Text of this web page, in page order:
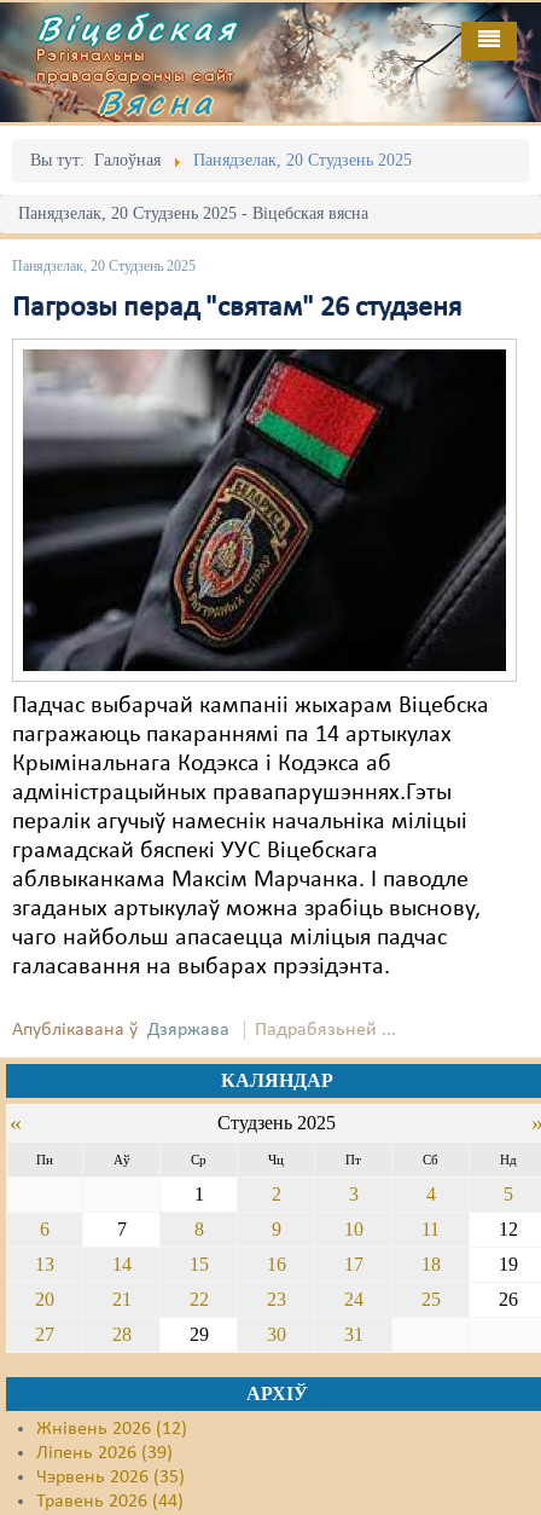
Віцебская
Рэгіянальны
праваабарончы сайт
Вясна
Вы тут: Галоўная Панядзелак, 20 Студзень 2025
Панядзелак, 20 Студзень 2025 - Віцебская вясна
Панядзелак, 20 Студзень 2025
Пагрозы перад "святам" 26 студзеня
Падчас выбарчай кампаніі жыхарам Віцебска
пагражаюць пакараннямі па 14 артыкулах
Крымінальнага Кодэкса і Кодэкса аб
адміністрацыйных правапарушэннях.Гэты
пералік агучыў намеснік начальніка міліцыі
грамадскай бяспекі УУС Віцебскага
аблвыканкама Максім Марчанка. І паводле
згаданых артыкулаў можна зрабіць выснову,
чаго найбольш апасаецца міліцыя падчас
галасавання на выбарах прэзідэнта.
Апублікавана ў Дзяржава Падрабязьней ...
КАЛЯНДАР
« Студзень 2025
Пн Аў Ср Чц Пт Сб Нд
1 2 3 4
5
6
7 8 9 10 11
12
13
14 15 16 17 18
19
20
21 22 23 24 25
26
27
28 29 30 31
АРХІЎ
Жнівень 2026 (12)
Ліпень 2026 (39)
Чэрвень 2026 (35)
Травень 2026 (44)
Галоўная
Адміністрацыйны перасьлед
Акцыі
Выбары
Грамадзянскія ініцыятывы
Дзяржава
Карная псыхіятрыя
Культурныя правы
Мігранты
Мірныя сходы
Палітвязьні
Праваабаронцы
Правы дзіцяці
Пэнітэнцыярная сыстэма
Распальваньне варожасьці
Свабода сумленьня
Суд
Сьмяротнае пакараньне
Сацыяльныя правы
Выданьні
Відэа
Пра нас
RSS